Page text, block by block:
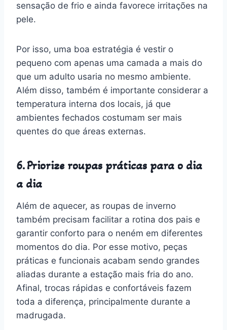
sensação de frio e ainda favorece irritações na
pele.
Por isso, uma boa estratégia é vestir o
pequeno com apenas uma camada a mais do
que um adulto usaria no mesmo ambiente.
Além disso, também é importante considerar a
temperatura interna dos locais, já que
ambientes fechados costumam ser mais
quentes do que áreas externas.
6. Priorize roupas práticas para o dia
a dia
Além de aquecer, as roupas de inverno
também precisam facilitar a rotina dos pais e
garantir conforto para o neném em diferentes
momentos do dia. Por esse motivo, peças
práticas e funcionais acabam sendo grandes
aliadas durante a estação mais fria do ano.
Afinal, trocas rápidas e confortáveis fazem
toda a diferença, principalmente durante a
madrugada.